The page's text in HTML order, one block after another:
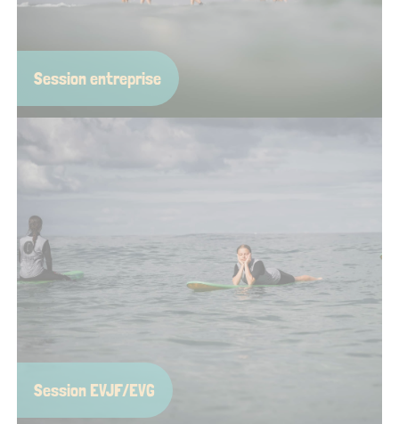
Session entreprise
Team-building à l’horizontale, prise de recul les pieds dans
l’eau, ou pause bien méritée pendant un séminaire… Nos
sessions pros remettent un peu de soleil dans le planning.
On s’occupe de tout, vous venez juste avec votre bonne
humeur (et éventuell
Session EVJF/EVG